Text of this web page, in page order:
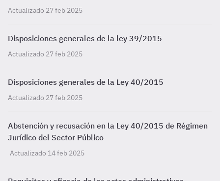
Actualizado 27 feb 2025
Disposiciones generales de la ley 39/2015
Actualizado 27 feb 2025
Disposiciones generales de la Ley 40/2015
Actualizado 27 feb 2025
Abstención y recusación en la Ley 40/2015 de Régimen
Jurídico del Sector Público
Actualizado 14 feb 2025